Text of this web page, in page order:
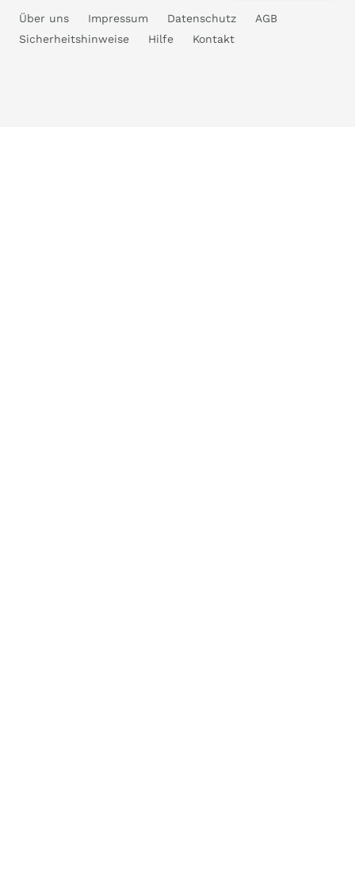
Über uns Impressum Datenschutz
AGB
Sicherheitshinweise
Hilfe Kontakt